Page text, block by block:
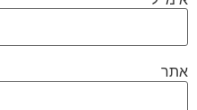
אתר